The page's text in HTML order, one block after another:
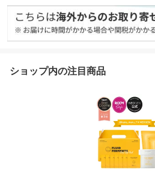
ショップ内の注目商品